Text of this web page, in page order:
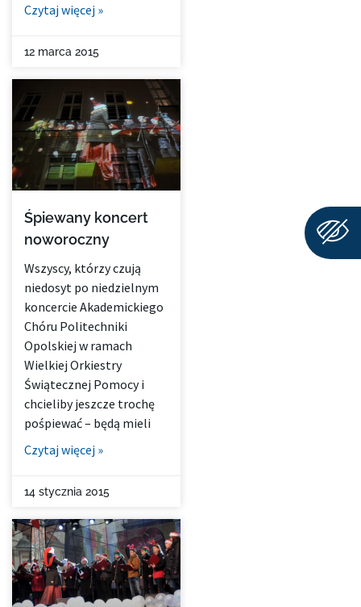
Czytaj więcej »
12 marca 2015
Śpiewany koncert
noworoczny
Wszyscy, którzy czują
niedosyt po niedzielnym
koncercie Akademickiego
Chóru Politechniki
Opolskiej w ramach
Wielkiej Orkiestry
Świątecznej Pomocy i
chcieliby jeszcze trochę
pośpiewać – będą mieli
Czytaj więcej »
14 stycznia 2015